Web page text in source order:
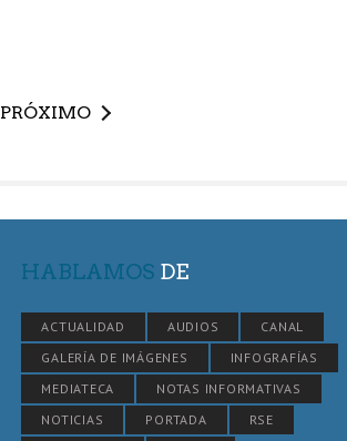
PRÓXIMO
HABLAMOS DE
ACTUALIDAD AUDIOS
CANAL
GALERÍA DE IMÁGENES
INFOGRAFÍAS
MEDIATECA
NOTAS INFORMATIVAS
NOTICIAS
PORTADA RSE